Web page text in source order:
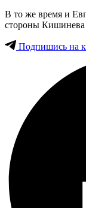
В то же время и
стороны Кишинева
Подпишись на